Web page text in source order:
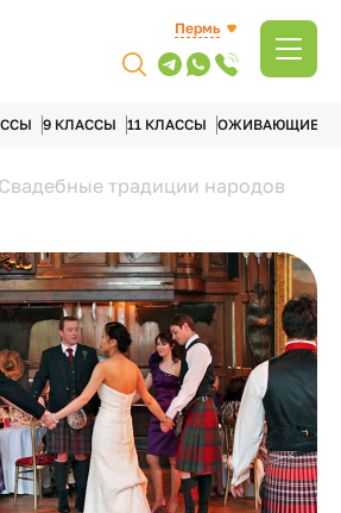
Пермь
9 КЛАССЫ 11 КЛАССЫ ОЖИВАЮЩИЕ
Свадебные традиции народов